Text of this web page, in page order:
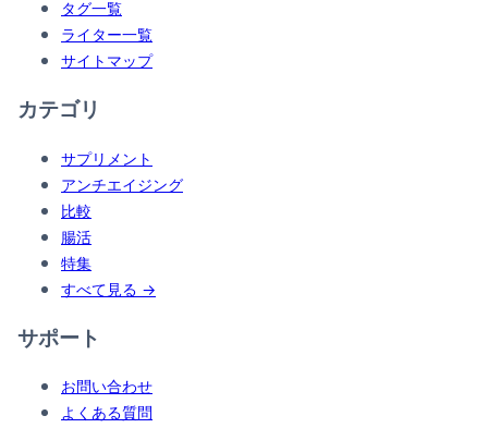
タグ一覧
ライター一覧
サイトマップ
カテゴリ
サプリメント
アンチエイジング
比較
腸活
特集
すべて見る →
サポート
お問い合わせ
よくある質問